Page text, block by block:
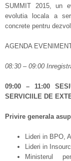
SUMMIT 2015, un
evolutia locala a
concrete pentru
AGENDA
08:30 – 09:00
09:00 – 11:00
SERVICIILE DE
Privire generala
Lideri in BPO,
Lideri in
Ministerul